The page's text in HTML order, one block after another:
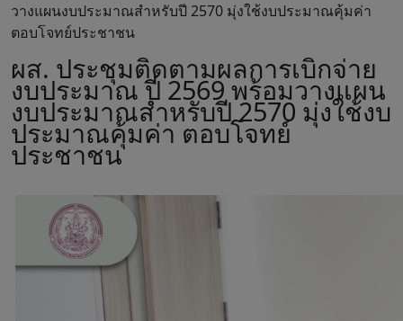
วางแผนงบประมาณสำหรับปี 2570 มุ่งใช้งบประมาณคุ้มค่า
ตอบโจทย์ประชาชน
ผส. ประชุมติดตามผลการเบิกจ่าย
งบประมาณ ปี 2569 พร้อมวางแผน
งบประมาณสำหรับปี 2570 มุ่งใช้งบ
ประมาณคุ้มค่า ตอบโจทย์
ประชาชน